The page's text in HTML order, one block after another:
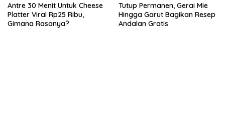
Antre 30 Menit Untuk Cheese
Platter Viral Rp25 Ribu,
Gimana Rasanya?
Tutup Permanen, Gerai Mie
Hingga Garut Bagikan Resep
Andalan Gratis